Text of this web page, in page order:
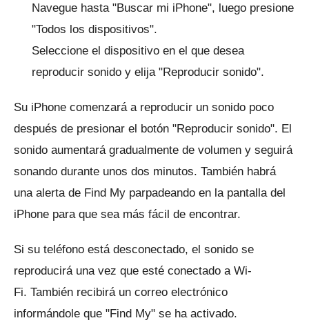
Navegue hasta "Buscar mi iPhone", luego presione
"Todos los dispositivos".
Seleccione el dispositivo en el que desea
reproducir sonido y elija "Reproducir sonido".
Su iPhone comenzará a reproducir un sonido poco
después de presionar el botón "Reproducir sonido". El
sonido aumentará gradualmente de volumen y seguirá
sonando durante unos dos minutos. También habrá
una alerta de Find My parpadeando en la pantalla del
iPhone para que sea más fácil de encontrar.
Si su teléfono está desconectado, el sonido se
reproducirá una vez que esté conectado a Wi-
Fi. También recibirá un correo electrónico
informándole que "Find My" se ha activado.